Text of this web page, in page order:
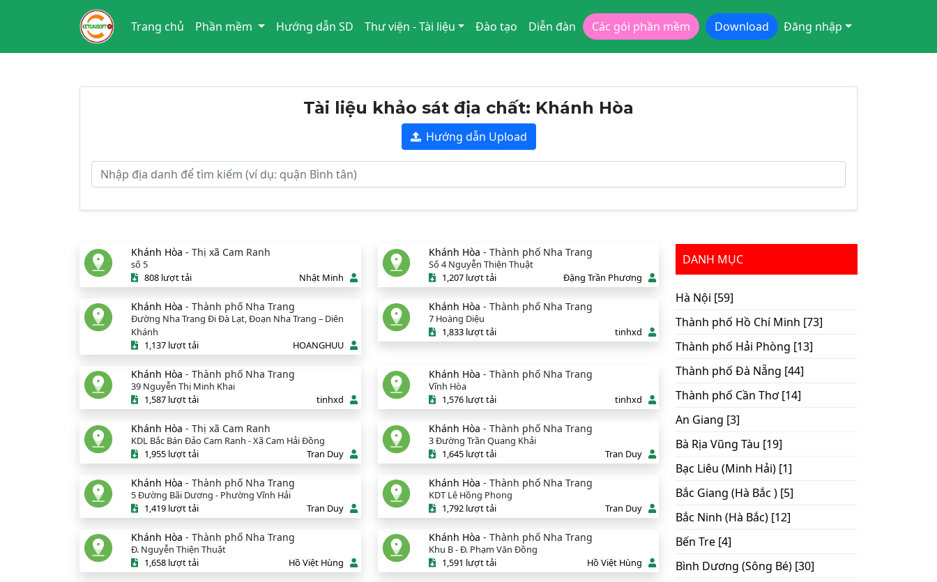
Trang chủ Phần mềm Hướng dẫn SD Thư viện - Tài liệu Đào tạo Diễn đàn Các gói phần mềm Download Đăng nhập
Tài liệu khảo sát địa chất: Khánh Hòa
Hướng dẫn Upload
Khánh Hòa - Thị xã Cam Ranh
số 5
808 lượt tải
Nhật Minh
Khánh Hòa - Thành phố Nha Trang
Số 4 Nguyễn Thiện Thuật
1,207 lượt tải
Đặng Trần Phương
Khánh Hòa - Thành phố Nha Trang
Đường Nha Trang Đi Đà Lạt, Đoạn Nha Trang – Diên
Khánh
1,137 lượt tải
HOANGHUU
Khánh Hòa - Thành phố Nha Trang
7 Hoàng Diệu
1,833 lượt tải
tinhxd
Khánh Hòa - Thành phố Nha Trang
39 Nguyễn Thị Minh Khai
1,587 lượt tải
tinhxd
Khánh Hòa - Thành phố Nha Trang
Vĩnh Hòa
1,576 lượt tải
tinhxd
Khánh Hòa - Thị xã Cam Ranh
KDL Bắc Bán Đảo Cam Ranh - Xã Cam Hải Đồng
1,955 lượt tải
Tran Duy
Khánh Hòa - Thành phố Nha Trang
3 Đường Trần Quang Khải
1,645 lượt tải
Tran Duy
Khánh Hòa - Thành phố Nha Trang
5 Đường Bãi Dương - Phường Vĩnh Hải
1,419 lượt tải
Tran Duy
Khánh Hòa - Thành phố Nha Trang
KDT Lê Hồng Phong
1,792 lượt tải
Tran Duy
Khánh Hòa - Thành phố Nha Trang
Đ. Nguyễn Thiện Thuật
1,658 lượt tải
Hồ Việt Hùng
Khánh Hòa - Thành phố Nha Trang
Khu B - Đ. Phạm Văn Đồng
1,591 lượt tải
Hồ Việt Hùng
DANH MỤC
Hà Nội [59]
Thành phố Hồ Chí Minh [73]
Thành phố Hải Phòng [13]
Thành phố Đà Nẵng [44]
Thành phố Cần Thơ [14]
An Giang [3]
Bà Rịa Vũng Tàu [19]
Bạc Liêu (Minh Hải) [1]
Bắc Giang (Hà Bắc ) [5]
Bắc Ninh (Hà Bắc) [12]
Bến Tre [4]
Bình Dương (Sông Bé) [30]